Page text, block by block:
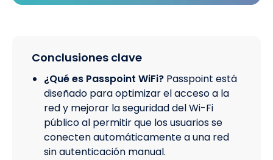
Conclusiones clave
¿Qué es Passpoint WiFi? Passpoint está
diseñado para optimizar el acceso a la
red y mejorar la seguridad del Wi-Fi
público al permitir que los usuarios se
conecten automáticamente a una red
sin autenticación manual.